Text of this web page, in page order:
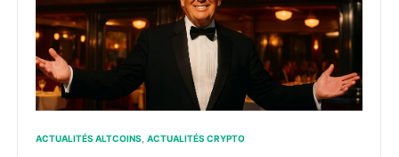
ACTUALITÉS ALTCOINS ACTUALITÉS CRYPTO